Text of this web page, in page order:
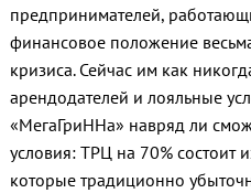
предпринимателей,
финансовое положение
кризиса. Сейчас им как
арендодателей и лояльные
«МегаГриННа» навряд ли
условия: ТРЦ на 70% состоит
которые традиционно